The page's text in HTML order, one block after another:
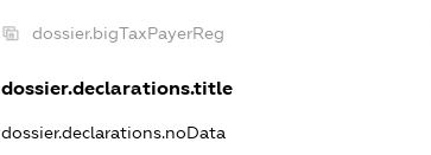
dossier.bigTaxPayerReg
dossier.declarations.title
dossier.declarations.noData